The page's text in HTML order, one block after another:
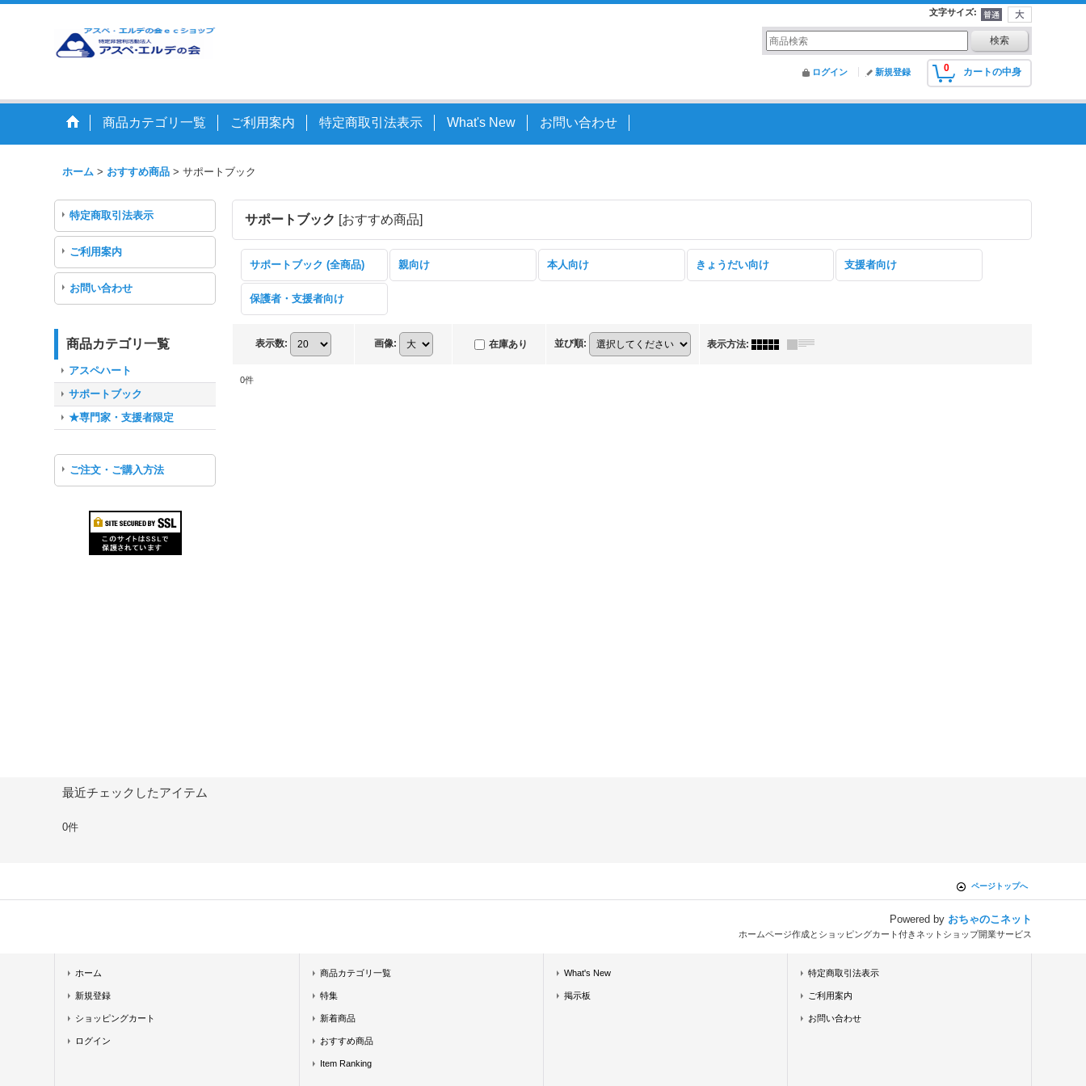
文字サイズ:
0 カートの中身
ログイン 新規登録
商品カテゴリ一覧 ご利用案内 特定商取引法表示 What's New お問い合わせ
ホーム > おすすめ商品 > サポートブック
特定商取引法表示
ご利用案内
お問い合わせ
商品カテゴリ一覧
アスペハート
サポートブック
★専門家・支援者限定
ご注文・ご購入方法
サポートブック [おすすめ商品]
サポートブック (全商品) 親向け 本人向け きょうだい向け 支援者向け
保護者・支援者向け
表示数: 画像: 在庫あり 並び順: 表示方法:
0件
最近チェックしたアイテム
0件
ページトップへ
Powered by おちゃのこネット
ホームページ作成とショッピングカート付きネットショップ開業サービス
ホーム
新規登録
ショッピングカート
ログイン
商品カテゴリ一覧
特集
新着商品
おすすめ商品
Item Ranking
What's New
掲示板
特定商取引法表示
ご利用案内
お問い合わせ